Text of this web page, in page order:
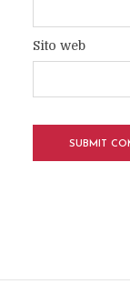
Sito web